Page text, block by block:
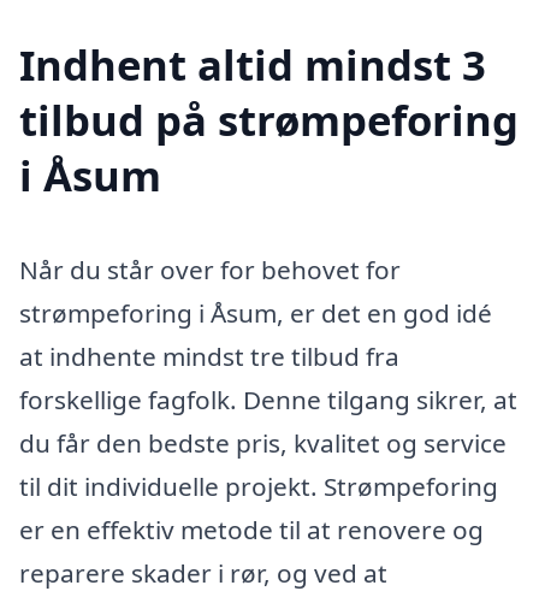
Indhent altid mindst 3
tilbud på strømpeforing
i Åsum
Når du står over for behovet for
strømpeforing i Åsum, er det en god idé
at indhente mindst tre tilbud fra
forskellige fagfolk. Denne tilgang sikrer, at
du får den bedste pris, kvalitet og service
til dit individuelle projekt. Strømpeforing
er en effektiv metode til at renovere og
reparere skader i rør, og ved at